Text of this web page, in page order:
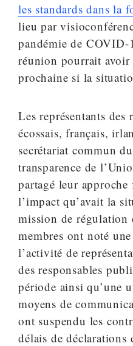
les standards dans la
lieu par
pandémie de
réunion pourrait avoir
prochaine si la
Les représentants des
écossais, français,
secrétariat commun
transparence de
partagé leur approche
l’impact qu’avait la
mission de
membres ont noté
l’activité de
des responsables
période ainsi qu’une
moyens de
ont suspendu les
délais de déclarations